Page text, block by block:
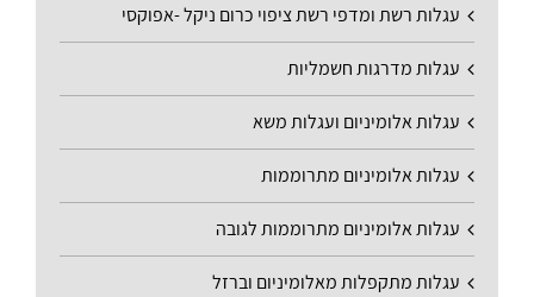
עגלות רשת ומדפי רשת ציפוי כרום ניקל -אפוקסי
עגלות מדרגות חשמליות
עגלות אלומיניום ועגלות משא
עגלות אלומיניום מתרוממות
עגלות אלומיניום מתרוממות לגובה
עגלות מתקפלות מאלומיניום וברזל